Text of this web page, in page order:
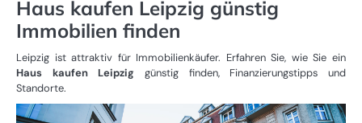
Haus kaufen Leipzig günstig
Immobilien finden
Leipzig ist attraktiv für Immobilienkäufer. Erfahren Sie, wie Sie ein
Haus kaufen Leipzig günstig finden, Finanzierungstipps und
Standorte.